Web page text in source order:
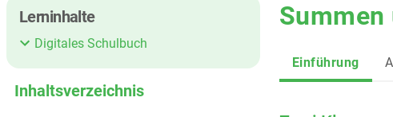
Lerninhalte
Digitales Schulbuch
Inhaltsverzeichnis
Einführung